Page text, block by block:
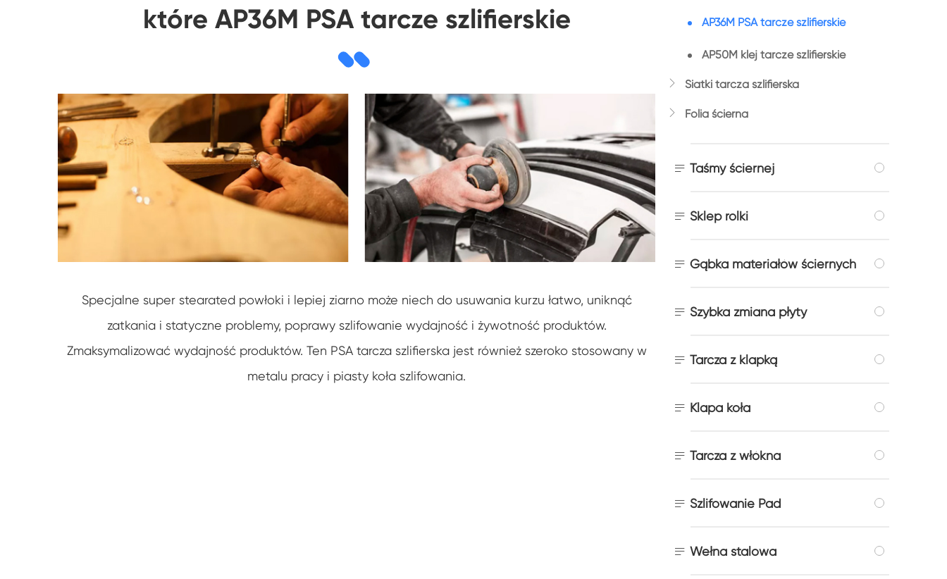
które AP36M PSA tarcze szlifierskie
Specjalne super stearated powłoki i lepiej ziarno może niech do usuwania kurzu łatwo, uniknąć
zatkania i statyczne problemy, poprawy szlifowanie wydajność i żywotność produktów.
Zmaksymalizować wydajność produktów. Ten PSA tarcza szlifierska jest również szeroko stosowany w
metalu pracy i piasty koła szlifowania.
AP36M PSA tarcze szlifierskie
AP50M klej tarcze szlifierskie
 Siatki tarcza szlifierska
 Folia ścierna
 Taśmy ściernej
 Sklep rolki
 Gąbka materiałów ściernych
 Szybka zmiana płyty
 Tarcza z klapką
 Klapa koła
 Tarcza z włókna
 Szlifowanie Pad
 Wełna stalowa